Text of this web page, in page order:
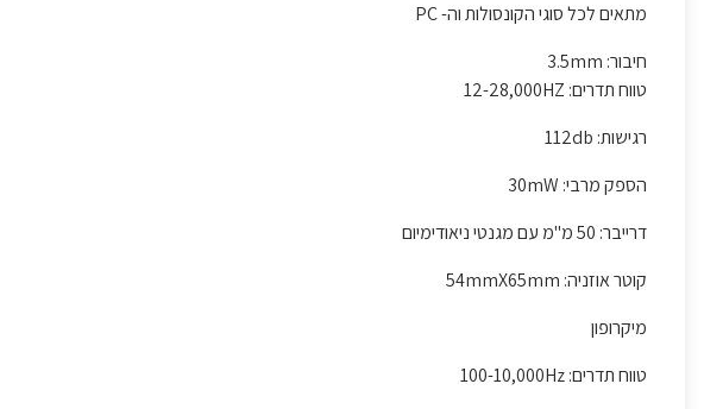
מתאים לכל סוגי הקונסולות וה- PC
חיבור: 3.5mm
טווח תדרים: 12-28,000HZ
רגישות: 112db
הספק מרבי: 30mW
דרייבר: 50 מ''מ עם מגנטי ניאודימיום
קוטר אוזניה: 54mmX65mm
מיקרופון
טווח תדרים: 100-10,000Hz